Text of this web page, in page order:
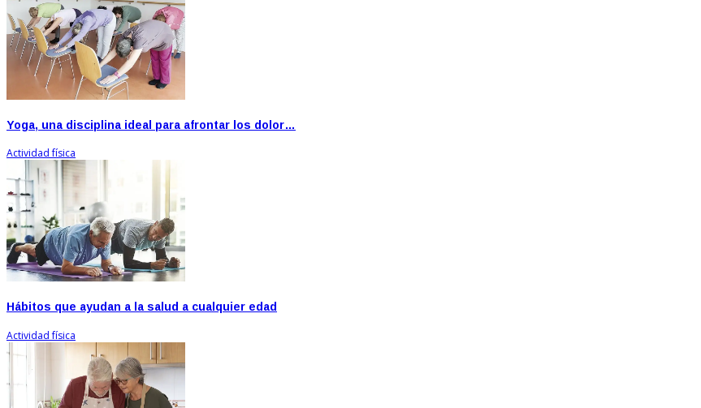
Yoga, una disciplina ideal para afrontar los dolor…
Actividad física
Hábitos que ayudan a la salud a cualquier edad
Actividad física